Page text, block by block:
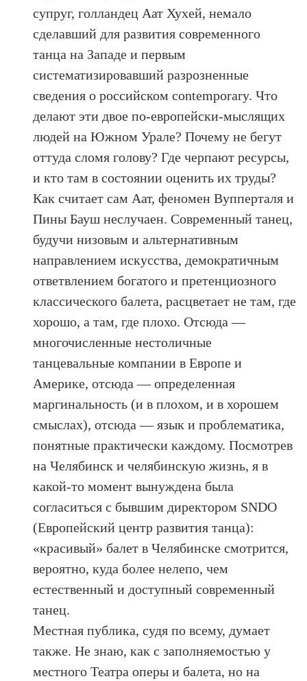
супруг, голландец Аат Хухей, немало
сделавший для развития современного
танца на Западе и первым
систематизировавший разрозненные
сведения о российском contemporary. Что
делают эти двое по-европейски-мыслящих
людей на Южном Урале? Почему не бегут
оттуда сломя голову? Где черпают ресурсы,
и кто там в состоянии оценить их труды?
Как считает сам Аат, феномен Вупперталя и
Пины Бауш неслучаен. Современный танец,
будучи низовым и альтернативным
направлением искусства, демократичным
ответвлением богатого и претенциозного
классического балета, расцветает не там, где
хорошо, а там, где плохо. Отсюда —
многочисленные нестоличные
танцевальные компании в Европе и
Америке, отсюда — определенная
маргинальность (и в плохом, и в хорошем
смыслах), отсюда — язык и проблематика,
понятные практически каждому. Посмотрев
на Челябинск и челябинскую жизнь, я в
какой-то момент вынуждена была
согласиться с бывшим директором SNDO
(Европейский центр развития танца):
«красивый» балет в Челябинске смотрится,
вероятно, куда более нелепо, чем
естественный и доступный современный
танец.
Местная публика, судя по всему, думает
также. Не знаю, как с заполняемостью у
местного Театра оперы и балета, но на